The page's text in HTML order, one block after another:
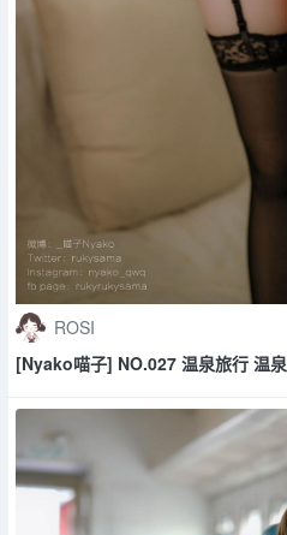
ROSI
[Nyako喵子] NO.027 温泉旅行 温泉